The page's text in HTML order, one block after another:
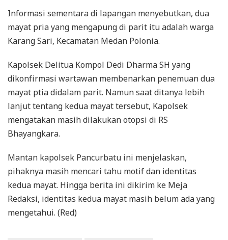
Informasi sementara di lapangan menyebutkan, dua
mayat pria yang mengapung di parit itu adalah warga
Karang Sari, Kecamatan Medan Polonia.
Kapolsek Delitua Kompol Dedi Dharma SH yang
dikonfirmasi wartawan membenarkan penemuan dua
mayat ptia didalam parit. Namun saat ditanya lebih
lanjut tentang kedua mayat tersebut, Kapolsek
mengatakan masih dilakukan otopsi di RS
Bhayangkara.
Mantan kapolsek Pancurbatu ini menjelaskan,
pihaknya masih mencari tahu motif dan identitas
kedua mayat. Hingga berita ini dikirim ke Meja
Redaksi, identitas kedua mayat masih belum ada yang
mengetahui. (Red)